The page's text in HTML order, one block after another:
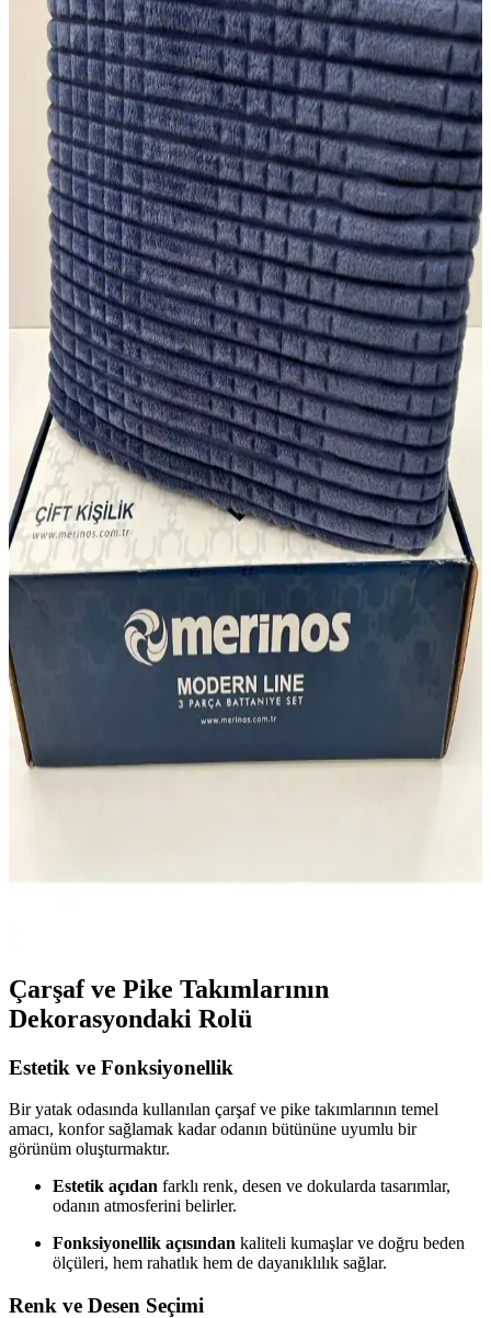
Bellona Kırlentleri ile Ev Dekorasyonunuza Şıklık
ve Konfor Katmanın Yolları
Bellona kırlentleri, yüksek kalite, geniş tasarım seçenekleri ve
konfor sağlayan iç dolgu malzemeleriyle evinizin atmosferini
değiştirir. Renk, desen ve doku uyumu ile dekorasyonunuzu
tamamlayın.
Yataş Bedding Silva Çift Kişilik Nevresim Takımı
Modern ve Enerjik Tasarımıyla Odalara Canlılık
Katar
Silva nevresim takımı, canlı kırmızı renk ve modern desenleriyle
yatak odalarına ferah ve enerjik bir atmosfer sağlar, dayanıklı
kumaşıyla uzun ömürlü kullanım sunar.
Yataş Bedding CharMe Arwin Kadife Saten Çift
Kişilik Nevresim Takımı Vizon Renkli
Yataş Bedding CharMe Arwin nevresim takımı, %100 pamuk saten
ve polyester kadife kumaşlarıyla dayanıklı ve şık. Volan detaylarıyla
estetik, kolay bakım ve uzun ömür sağlar.
Adarya ve Serstil Baza Altı Hurçları Karşılaştırması
ve Kullanıcı Yorumları
Adarya ve Serstil markalarının baza altı hurçlarını detaylı
karşılaştırıyoruz. Ürünlerin özellikleri, kullanıcı yorumları ve
avantajlarıyla ihtiyaçlarınıza uygun en iyi depolama çözümünü
bulmanıza yardımcı oluyoruz.
Caqqa Dora ve lotusline Home Nevresim Takımları
Karşılaştırması: Özellikler ve Kullanıcı Yorumları
Caqqa Dora ve lotusline Home nevresim takımlarını özellikleri,
kullanıcı yorumları ve performanslarıyla detaylı karşılaştırıyoruz.
Merinos Modern Line 2 Parça Battaniye Seti, lacivert renk, hafif ve
Çarşaf ve Pike Takımlarının
Dekorasyondaki Rolü
Estetik ve Fonksiyonellik
Bir yatak odasında kullanılan çarşaf ve pike takımlarının temel
amacı, konfor sağlamak kadar odanın bütününe uyumlu bir
görünüm oluşturmaktır.
Estetik açıdan farklı renk, desen ve dokularda tasarımlar,
odanın atmosferini belirler.
Fonksiyonellik açısından kaliteli kumaşlar ve doğru beden
ölçüleri, hem rahatlık hem de dayanıklılık sağlar.
Renk ve Desen Seçimi